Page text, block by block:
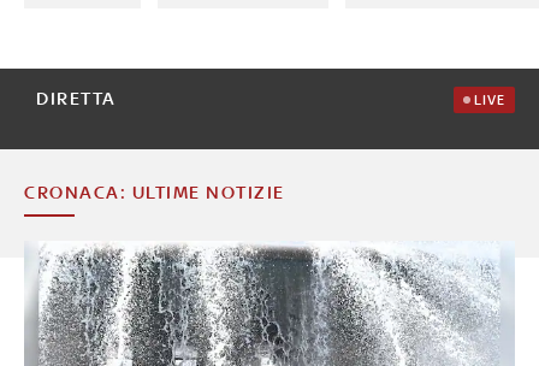
DIRETTA LIVE
CRONACA: ULTIME NOTIZIE